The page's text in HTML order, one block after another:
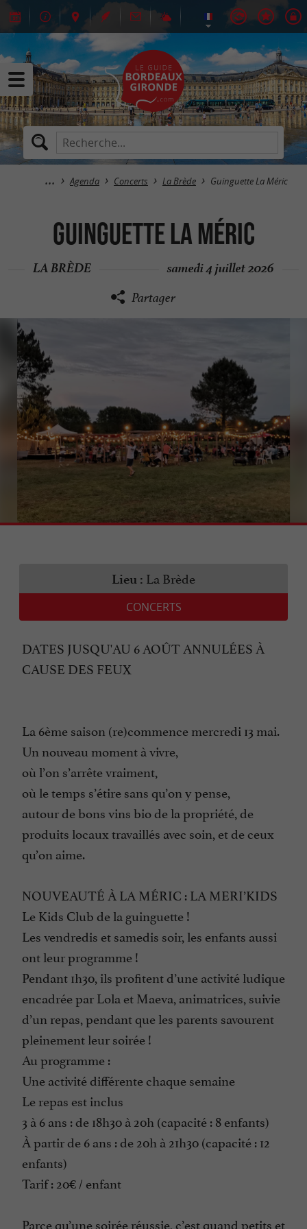
Agenda Concerts La Brède Guinguette La Méric
Guinguette La Méric
LA BRÈDE samedi 4 juillet 2026
Partager
Lieu : La Brède
CONCERTS
DATES JUSQU'AU 6 AOÛT ANNULÉES À
CAUSE DES FEUX
La 6ème saison (re)commence mercredi 13 mai.
Un nouveau moment à vivre,
où l’on s’arrête vraiment,
où le temps s’étire sans qu’on y pense,
autour de bons vins bio de la propriété, de
produits locaux travaillés avec soin, et de ceux
qu’on aime.
NOUVEAUTÉ À LA MÉRIC : LA MERI’KIDS
Le Kids Club de la guinguette !
Les vendredis et samedis soir, les enfants aussi
ont leur programme !
Pendant 1h30, ils profitent d’une activité ludique
encadrée par Lola et Maeva, animatrices, suivie
d’un repas, pendant que les parents savourent
pleinement leur soirée !
Au programme :
Une activité différente chaque semaine
Le repas est inclus
3 à 6 ans : de 18h30 à 20h (capacité : 8 enfants)
À partir de 6 ans : de 20h à 21h30 (capacité : 12
enfants)
Tarif : 20€ / enfant
Parce qu’une soirée réussie, c’est quand petits et